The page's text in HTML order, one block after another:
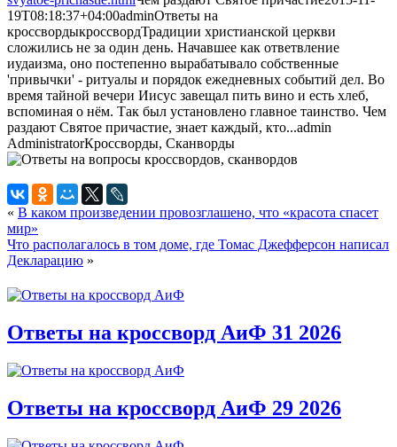
19T08:18:37+04:00adminОтветы на
кроссвордыкроссвордТрадиции христианской церкви
сложились не за один день. Начавшее как ответвление
иудаизма, оно постепенно вырабатывало собственные
'привычки' - ритуалы и порядок ежедневных событий дел. Во
время тайной вечери Иисус завещал пить вино и есть хлеб,
вспоминая о нём. Так был установлено главное таинство. Чем
раздают Святое причастие, знает каждый, кто...admin
AdministratorКроссворды, Сканворды
« В каком произведении провозглашено, что «красота спасет
мир»
Что располагалось в том доме, где Томас Джефферсон написал
Декларацию »
Ответы на кроссворд АиФ 31 2026
Ответы на кроссворд АиФ 29 2026